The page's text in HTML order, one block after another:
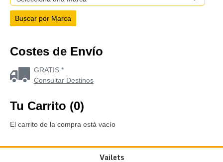
Costes de Envío
GRATIS *
Consultar Destinos
Tu Carrito (0)
El carrito de la compra está vacío
Vailets